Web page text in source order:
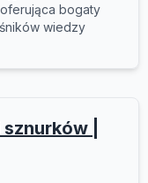
bogaty
wiedzy
|